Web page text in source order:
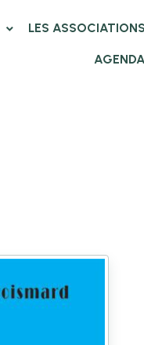
LES ASSOCIATIONS
AGENDA